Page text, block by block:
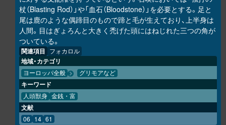
杖（Blasting Rod）」や「血石（Bloodstone）」を必要とする。足と
尾は鹿のような偶蹄目のもので蹄と毛が生えており、上半身は
人間。目はぎょろんと大きく禿げた頭にはねじれた三つの角が
ついている。
関連項目 フォカロル
地域・カテゴリ
ヨーロッパ全般 グリモアなど
キーワード
人頭獣身 金銭・富
文献
06 14 61